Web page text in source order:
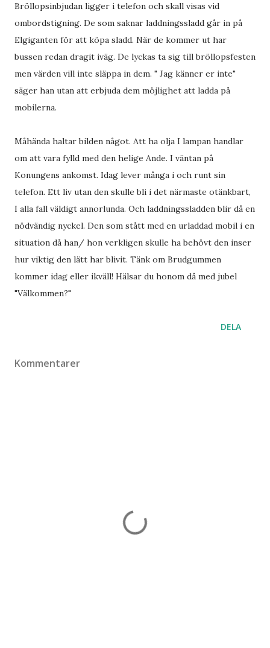
Bröllopsinbjudan ligger i telefon och skall visas vid
ombordstigning. De som saknar laddningssladd går in på
Elgiganten för att köpa sladd. När de kommer ut har
bussen redan dragit iväg. De lyckas ta sig till bröllopsfesten
men värden vill inte släppa in dem. " Jag känner er inte"
säger han utan att erbjuda dem möjlighet att ladda på
mobilerna.
Måhända haltar bilden något. Att ha olja I lampan handlar
om att vara fylld med den helige Ande. I väntan på
Konungens ankomst. Idag lever många i och runt sin
telefon. Ett liv utan den skulle bli i det närmaste otänkbart,
I alla fall väldigt annorlunda. Och laddningssladden blir då en
nödvändig nyckel. Den som stått med en urladdad mobil i en
situation då han/ hon verkligen skulle ha behövt den inser
hur viktig den lätt har blivit. Tänk om Brudgummen
kommer idag eller ikväll! Hälsar du honom då med jubel
"Välkommen?"
DELA
Kommentarer